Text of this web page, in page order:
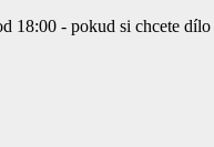
18:00 - pokud si chcete dílo